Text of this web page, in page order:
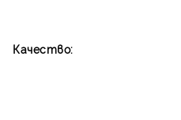
Качество: